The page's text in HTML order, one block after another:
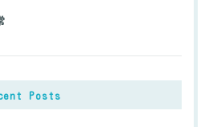
Posts